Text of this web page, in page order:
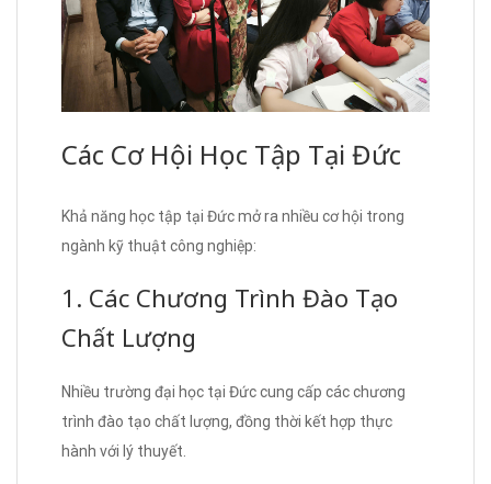
Các Cơ Hội Học Tập Tại Đức
Khả năng học tập tại Đức mở ra nhiều cơ hội trong
ngành kỹ thuật công nghiệp:
1. Các Chương Trình Đào Tạo
Chất Lượng
Nhiều trường đại học tại Đức cung cấp các chương
trình đào tạo chất lượng, đồng thời kết hợp thực
hành với lý thuyết.